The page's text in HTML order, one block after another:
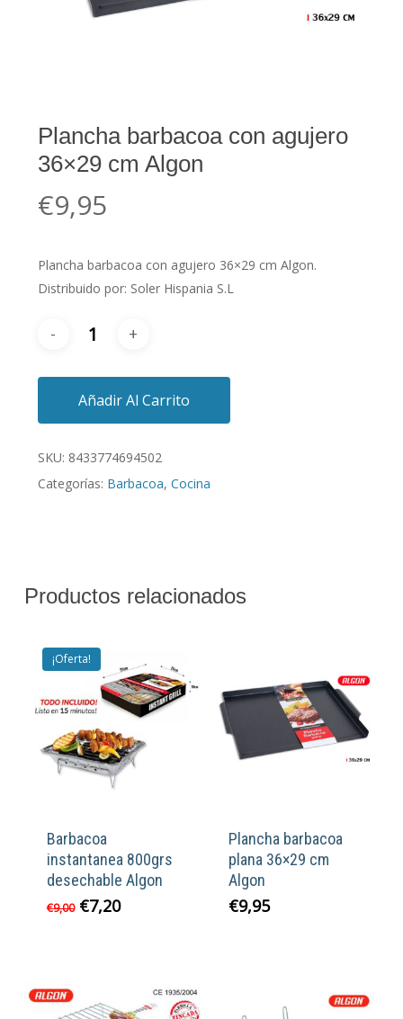
Plancha barbacoa con agujero
36×29 cm Algon
€9,95
Plancha barbacoa con agujero 36×29 cm Algon.
Distribuido por: Soler Hispania S.L
Añadir Al Carrito
SKU: 8433774694502
Categorías: Barbacoa, Cocina
Productos relacionados
¡Oferta!
Barbacoa
instantanea 800grs
desechable Algon
€9,00 El
€7,20El
€7,20.
Plancha barbacoa
plana 36×29 cm
Algon
€9,95